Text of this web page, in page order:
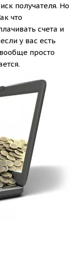
получателя. Но
что
счета и
у вас есть
просто